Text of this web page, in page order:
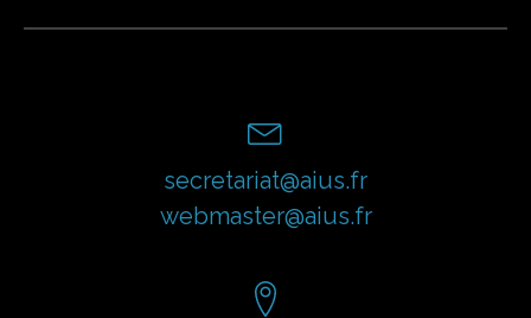
secretariat@aius.fr
webmaster@aius.fr